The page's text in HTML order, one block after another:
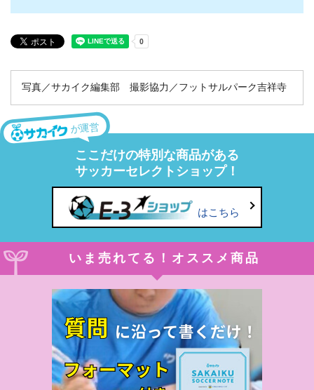
写真／サカイク編集部 撮影協力／フットサルパーク吉祥寺
が運営
ここだけの特別な商品がある
サッカーセレクトショップ！
はこちら
いま売れてる！オススメ商品